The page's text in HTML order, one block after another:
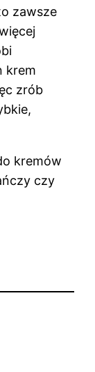
zawsze
krem
zrób
kremów
czy